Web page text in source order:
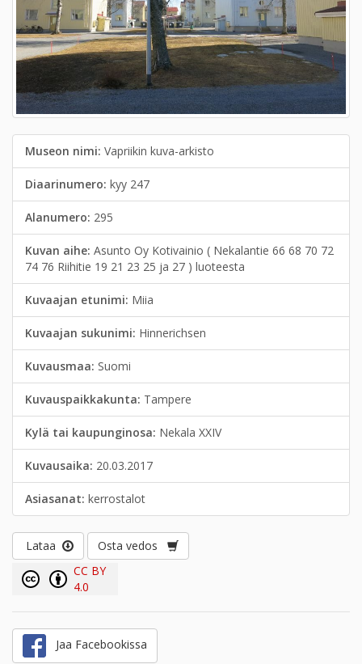
Museon nimi: Vapriikin kuva-arkisto
Diaarinumero: kyy 247
Alanumero: 295
Kuvan aihe: Asunto Oy Kotivainio ( Nekalantie 66 68 70 72
74 76 Riihitie 19 21 23 25 ja 27 ) luoteesta
Kuvaajan etunimi: Miia
Kuvaajan sukunimi: Hinnerichsen
Kuvausmaa: Suomi
Kuvauspaikkakunta: Tampere
Kylä tai kaupunginosa: Nekala XXIV
Kuvausaika: 20.03.2017
Asiasanat: kerrostalot
Lataa
Osta vedos
CC BY
4.0
Jaa Facebookissa